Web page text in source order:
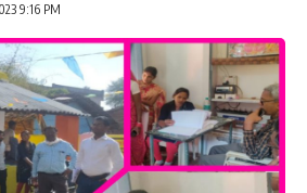
9:16 PM